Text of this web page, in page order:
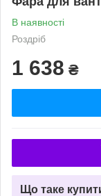
В наявності
Роздріб
1 638 ₴
Що таке